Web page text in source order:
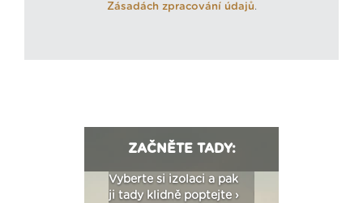
Zásadách zpracování údajů.
ZAČNĚTE TADY:
Vyberte si izolaci a pak
ji tady klidně poptejte ›